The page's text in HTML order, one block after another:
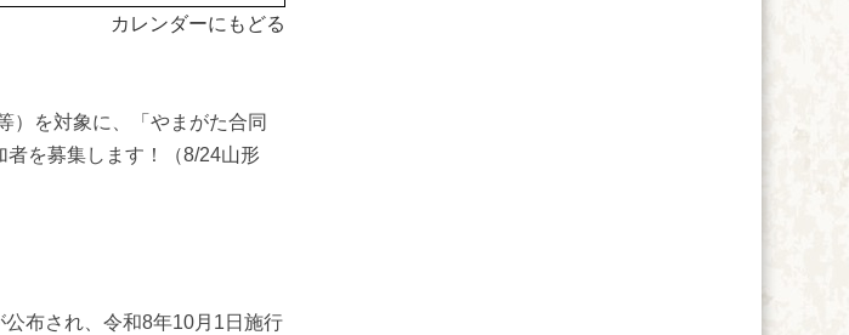
カレンダーにもどる
を対象に、「やまがた合同
を募集します！（8/24山形
布され、令和8年10月1日施行